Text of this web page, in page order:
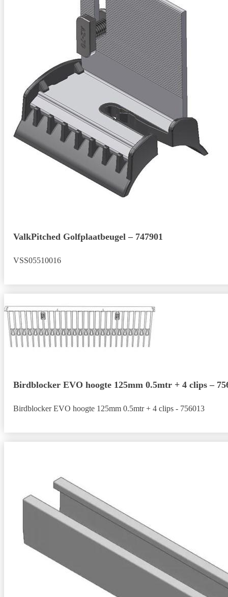
ValkPitched Golfplaatbeugel – 747901
VSS05510016
Birdblocker EVO hoogte 125mm 0.5mtr + 4 clips –
Birdblocker EVO hoogte 125mm 0.5mtr + 4 clips - 756013